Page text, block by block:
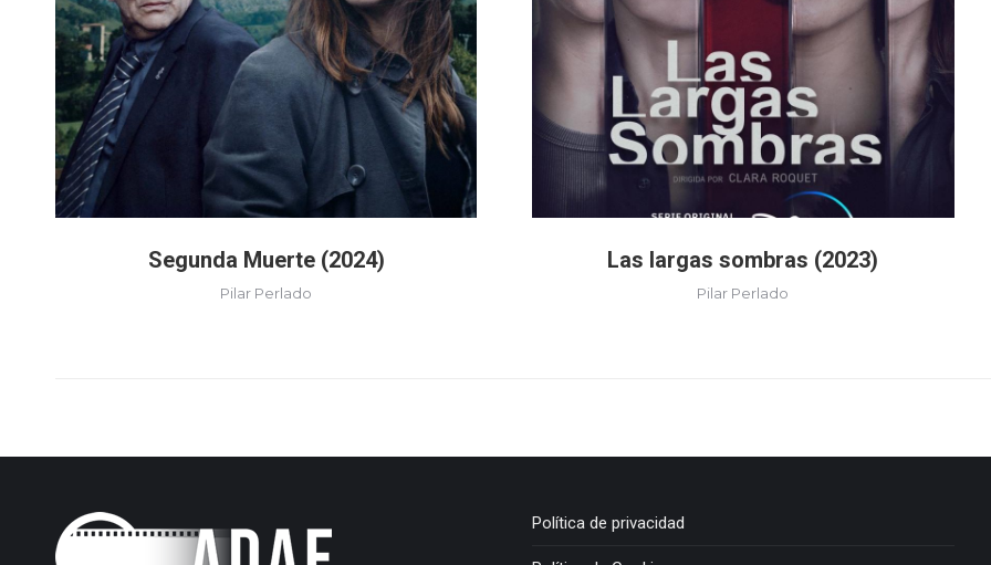
Segunda Muerte (2024)
Pilar Perlado
Las largas sombras (2023)
Pilar Perlado
Política de privacidad